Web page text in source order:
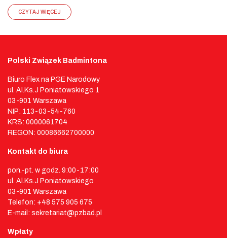
CZYTAJ WIĘCEJ
Polski Związek Badmintona
Biuro Flex na PGE Narodowy
ul. Al.Ks.J Poniatowskiego 1
03-901 Warszawa
NIP: 113-03-54-760
KRS: 0000061704
REGON: 00086662700000
Kontakt do biura
pon.-pt. w godz. 9:00-17:00
ul. Al.Ks.J Poniatowskiego
03-901 Warszawa
Telefon: +48 575 905 675
E-mail: sekretariat@pzbad.pl
Wpłaty